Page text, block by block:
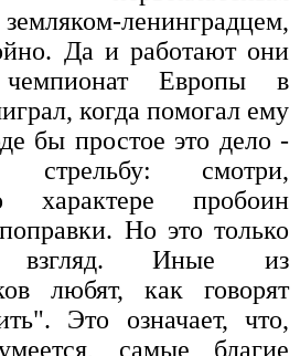
ленинградцем,
Да и работают они
Европы в
когда помогал ему
бы простое это дело -
стрельбу: смотри,
характере пробоин
Но это только
Иные из
любят, как говорят
Это означает, что,
самые благие